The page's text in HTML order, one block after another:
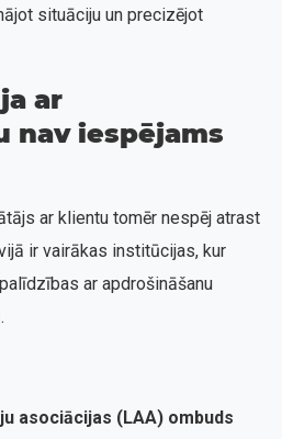
situāciju un precizējot
ar
nav iespējams
ar klientu tomēr nespēj atrast
ir vairākas institūcijas, kur
ar apdrošināšanu
asociācijas (LAA) ombuds